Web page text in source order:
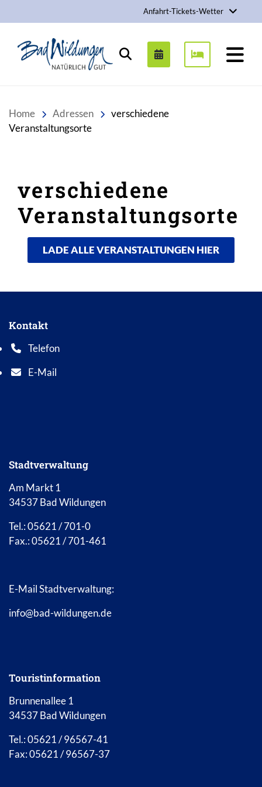
Anfahrt-Tickets-Wetter
Stadt Bad Wildungen
Suchen
Home Adressen
verschiedene
Veranstaltungsorte
verschiedene
Veranstaltungsorte
LADE ALLE VERANSTALTUNGEN HIER
Kontakt
Telefon
Telefonnummer: 0 5 6 2 1 7 0 1 0
E-Mail
E-Mail Adresse: info@bad-wildungen.de
Stadtverwaltung
Am Markt 1
34537 Bad Wildungen
Tel.: 05621 / 701-0
Fax.: 05621 / 701-461
E-Mail Stadtverwaltung:
info@bad-wildungen.de
Touristinformation
Brunnenallee 1
34537 Bad Wildungen
Tel.: 05621 / 96567-41
Fax: 05621 / 96567-37